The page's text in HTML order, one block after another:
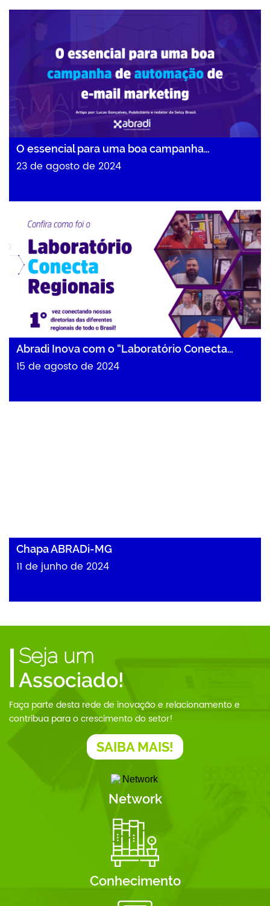
O essencial para uma boa campanha…
O essencial para uma boa campanha…
23 de agosto de 2024
Abradi Inova com o “Laboratório Conecta…
Abradi Inova com o “Laboratório Conecta…
15 de agosto de 2024
Chapa ABRADi-MG
11 de junho de 2024
Seja um
Associado!
Faça parte desta rede de inovação e relacionamento e
contribua para o crescimento do setor!
SAIBA MAIS!
Network
Conhecimento